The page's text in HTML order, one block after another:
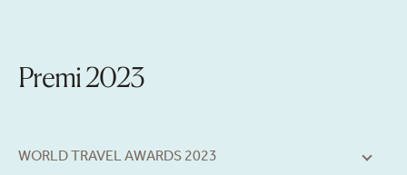
Premi 2023
WORLD TRAVEL AWARDS 2023